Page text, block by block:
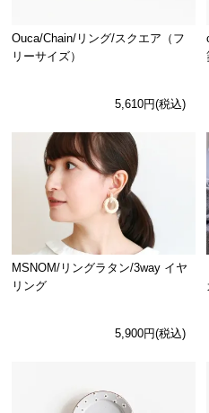
Ouca/Chain/リング/スクエア（フ
リーサイズ）
5,610円(税込)
MSNOM/リングラタン/3way イヤ
リング
5,900円(税込)